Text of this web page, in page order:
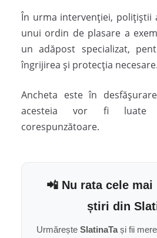
În urma intervenției, polițiștii
unui ordin de plasare a
un adăpost specializat,
îngrijirea și protecția necesare.
Ancheta este în
acesteia vor fi luate
corespunzătoare.
📲 Nu rata cele
știri din
Urmărește SlatinaTași fii